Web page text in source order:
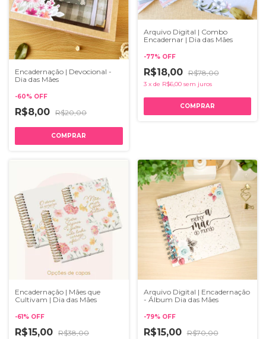
Encadernação | Devocional -
Dia das Mães
-60% OFF
R$8,00 R$20,00
Arquivo Digital | Combo
Encadernar | Dia das Mães
-77% OFF
R$18,00 R$78,00
3 x de R$6,00 sem juros
Encadernação | Mães que
Cultivam | Dia das Mães
-61% OFF
R$15,00 R$38,00
Arquivo Digital | Encadernação
- Álbum Dia das Mães
-79% OFF
R$15,00 R$70,00